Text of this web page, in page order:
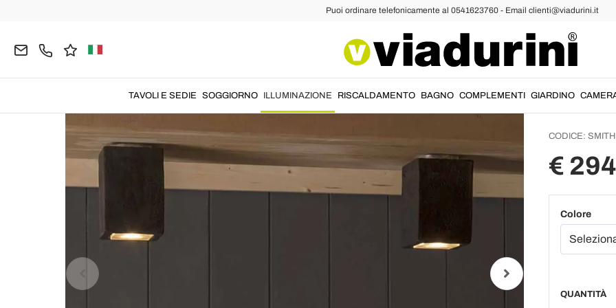
Puoi ordinare telefonicamente al 0541623760 - Email clienti@viadurini.it
TAVOLI E SEDIE SOGGIORNO ILLUMINAZIONE RISCALDAMENTO BAGNO COMPLEMENTI GIARDINO
Toscot
CODICE:
€
Colore
QUANTITÀ